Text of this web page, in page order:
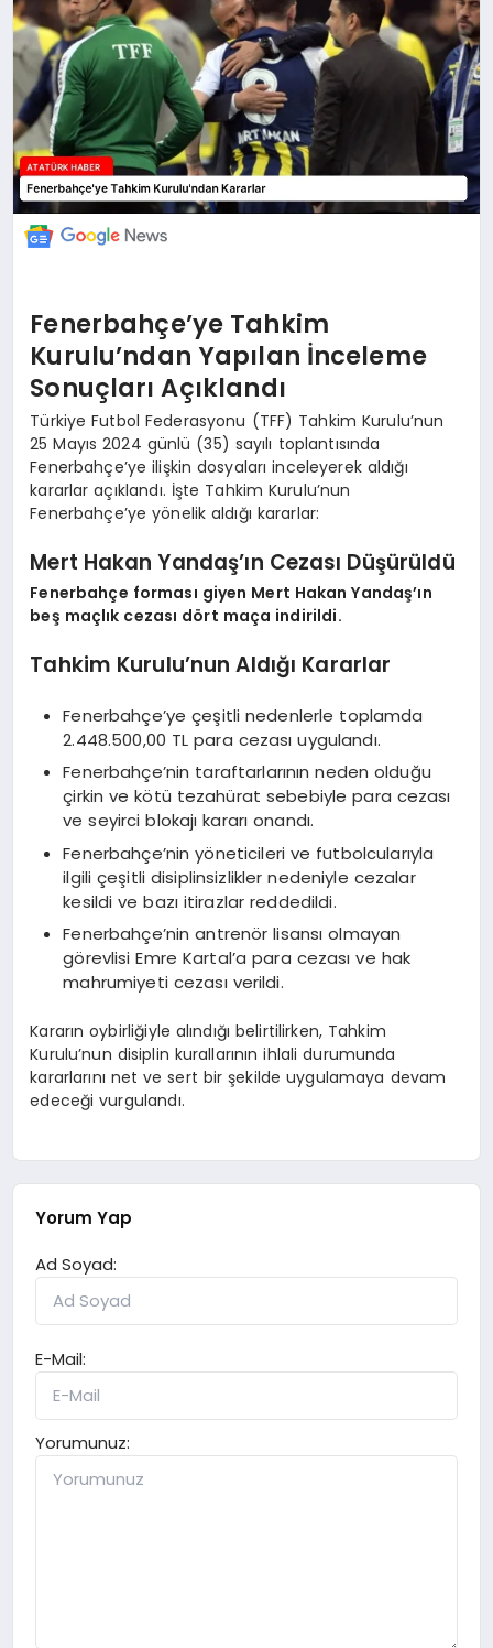
Fenerbahçe’ye Tahkim
Kurulu’ndan Yapılan İnceleme
Sonuçları Açıklandı
Türkiye Futbol Federasyonu (TFF) Tahkim Kurulu’nun
25 Mayıs 2024 günlü (35) sayılı toplantısında
Fenerbahçe’ye ilişkin dosyaları inceleyerek aldığı
kararlar açıklandı. İşte Tahkim Kurulu’nun
Fenerbahçe’ye yönelik aldığı kararlar:
Mert Hakan Yandaş’ın Cezası Düşürüldü
Fenerbahçe forması giyen Mert Hakan Yandaş’ın
beş maçlık cezası dört maça indirildi.
Tahkim Kurulu’nun Aldığı Kararlar
Fenerbahçe’ye çeşitli nedenlerle toplamda
2.448.500,00 TL para cezası uygulandı.
Fenerbahçe’nin taraftarlarının neden olduğu
çirkin ve kötü tezahürat sebebiyle para cezası
ve seyirci blokajı kararı onandı.
Fenerbahçe’nin yöneticileri ve futbolcularıyla
ilgili çeşitli disiplinsizlikler nedeniyle cezalar
kesildi ve bazı itirazlar reddedildi.
Fenerbahçe’nin antrenör lisansı olmayan
görevlisi Emre Kartal’a para cezası ve hak
mahrumiyeti cezası verildi.
Kararın oybirliğiyle alındığı belirtilirken, Tahkim
Kurulu’nun disiplin kurallarının ihlali durumunda
kararlarını net ve sert bir şekilde uygulamaya devam
edeceği vurgulandı.
Yorum Yap
Ad Soyad:
E-Mail:
Yorumunuz: